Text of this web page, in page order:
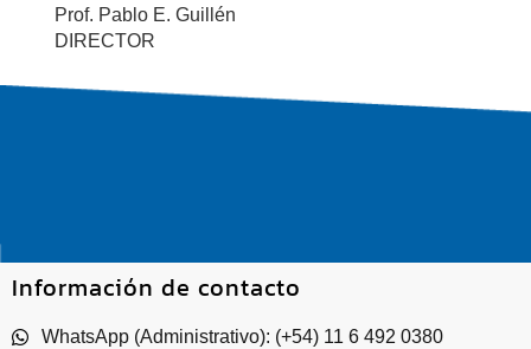
Prof. Pablo E. Guillén
DIRECTOR
Información de contacto
WhatsApp (Administrativo): (+54) 11 6 492 0380